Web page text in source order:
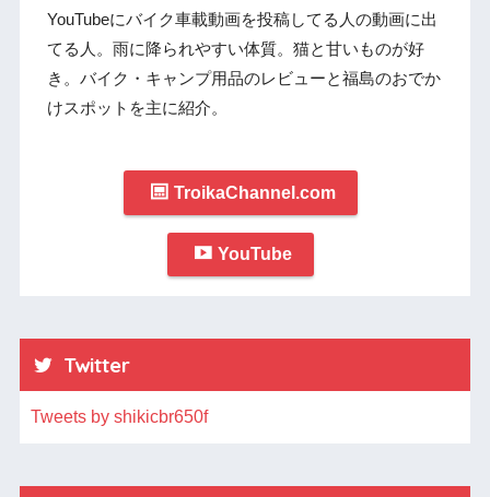
YouTubeにバイク車載動画を投稿してる人の動画に出
てる人。雨に降られやすい体質。猫と甘いものが好
き。バイク・キャンプ用品のレビューと福島のおでか
けスポットを主に紹介。
TroikaChannel.com
YouTube
Twitter
Tweets by shikicbr650f